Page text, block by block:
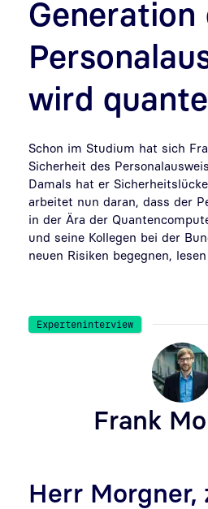
Generation
wird
Schon im Studium hat sich
Sicherheit des
Damals hat er
arbeitet nun daran, dass der
in der Ära der
und seine Kollegen bei der
neuen Risiken begegnen,
Experteninterview
Frank
Herr Morgner,